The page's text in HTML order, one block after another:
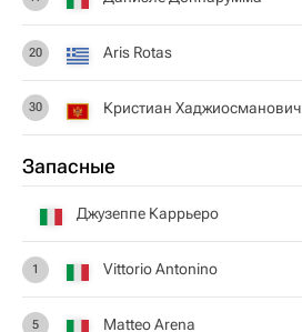
20 Aris Rotas
30 Кристиан Хаджиосманович
Запасные
Джузеппе Каррьеро
1 Vittorio Antonino
5 Matteo Arena